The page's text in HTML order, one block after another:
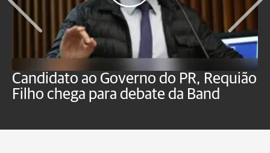
Candidato ao Governo do PR, Requião
Filho chega para debate da Band